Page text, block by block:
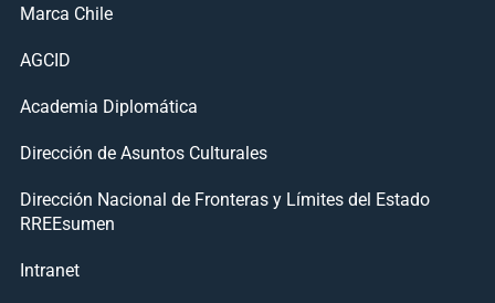
Marca Chile
AGCID
Academia Diplomática
Dirección de Asuntos Culturales
Dirección Nacional de Fronteras y Límites del Estado
RREEsumen
Intranet